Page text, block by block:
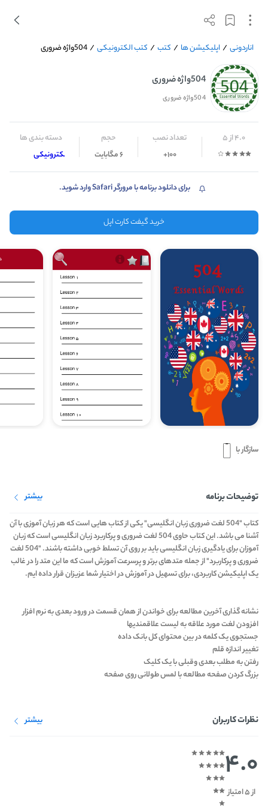
اناردونی / اپلیکیشن ها / کتب / کتب الکترونیکی /504واژه ضروری
504واژه ضروری
504واژه ضروری
4.0 از 5 تعداد نصب
100+
حجم
6 مگابایت
دسته بندی ها
کتب الکترونیکی
برای دانلود برنامه با مرورگر Safari وارد شوید.
خرید گیفت کارت اپل
سازگار با
توضیحات برنامه بیشتر
کتاب "504 لغت ضروری زبان انگلیسی" یکی از کتاب هایی است که هر زبان آموزی با آن
آشنا می باشد. این کتاب حاوی 504 لغت ضروری و پرکاربرد زبان انگلیسی است که زبان
آموزان برای یادگیری زبان انگلیسی باید بر روی آن تسلط خوبی داشته باشند. "504 لغت
ضروری و پرکاربرد" از جمله متدهای برتر و پرسرعت آموزش است که ما این متد را در غالب
یک اپلیکیشن کاربردی، برای تسهیل در آموزش در اختیار شما عزیزان قرار داده ایم.
نشانه گذاری آخرین مطالعه برای خواندن از همان قسمت در ورود بعدی به نرم افزار
افزودن لغت مورد علاقه به لیست علاقمندیها
جستجوی یک کلمه در بین محتوای کل بانک داده
تغییر اندازه قلم
رفتن به مطلب بعدی وقبلی با یک کلیک
بزرگ کردن صفحه مطالعه با لمس طولانی روی صفحه
نظرات کاربران بیشتر
4.0
از 5 امتیاز